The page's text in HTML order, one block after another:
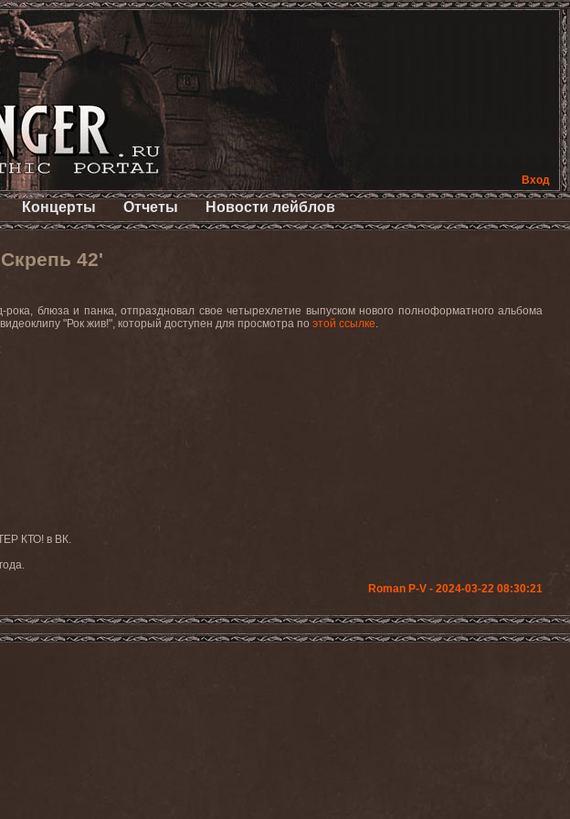
Вход
Концерты Отчеты Новости лейблов
42'
блюза и панка, отпраздновал свое четырехлетие выпуском нового полноформатного альбома
"Рок жив!", который доступен для просмотра по этой ссылке.
КТО! в ВК.
Roman P-V - 2024-03-22 08:30:21